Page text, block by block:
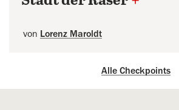
von Lorenz Maroldt
Alle Checkpoints